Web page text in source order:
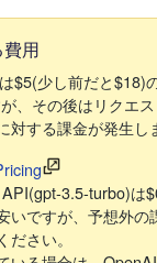
用
$5(少し前だと$18)
、その後はリクエ
対する課金が発生し
3.5-turbo)は
いですが、予想外の
さい。